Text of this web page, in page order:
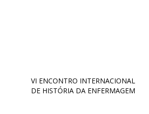
VI ENCONTRO INTERNACIONAL
DE HISTÓRIA DA ENFERMAGEM